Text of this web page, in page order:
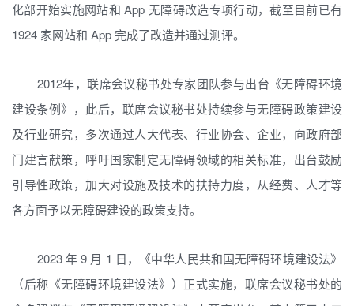
化部开始实施网站和 App 无障碍改造专项行动，截至目前已有
1924 家网站和 App 完成了改造并通过测评。
2012年，联席会议秘书处专家团队参与出台《无障碍环境
建设条例》，此后，联席会议秘书处持续参与无障碍政策建设
及行业研究，多次通过人大代表、行业协会、企业，向政府部
门建言献策，呼吁国家制定无障碍领域的相关标准，出台鼓励
引导性政策，加大对设施及技术的扶持力度，从经费、人才等
各方面予以无障碍建设的政策支持。
2023 年 9 月 1 日，《中华人民共和国无障碍环境建设法》
（后称《无障碍环境建设法》）正式实施，联席会议秘书处的